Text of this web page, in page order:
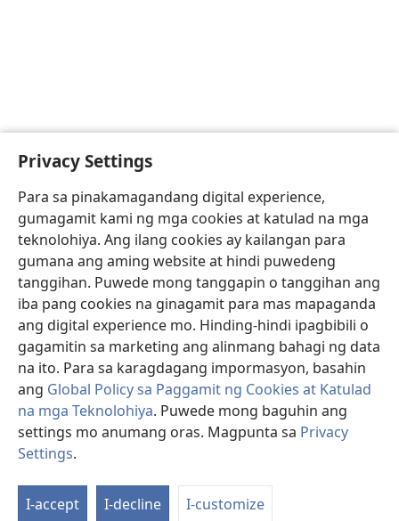
Privacy Settings
Para sa pinakamagandang digital experience,
gumagamit kami ng mga cookies at katulad na mga
teknolohiya. Ang ilang cookies ay kailangan para
gumana ang aming website at hindi puwedeng
tanggihan. Puwede mong tanggapin o tanggihan ang
iba pang cookies na ginagamit para mas mapaganda
ang digital experience mo. Hinding-hindi ipagbibili o
gagamitin sa marketing ang alinmang bahagi ng data
na ito. Para sa karagdagang impormasyon, basahin
ang Global Policy sa Paggamit ng Cookies at Katulad
na mga Teknolohiya. Puwede mong baguhin ang
settings mo anumang oras. Magpunta sa Privacy
Settings.
I-accept I-decline I-customize